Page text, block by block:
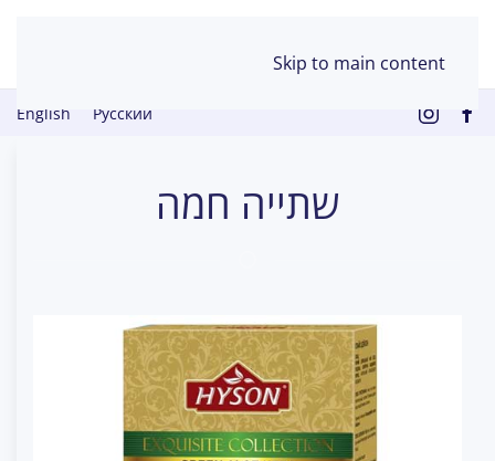
Skip to main content
Русский
English
שתייה חמה